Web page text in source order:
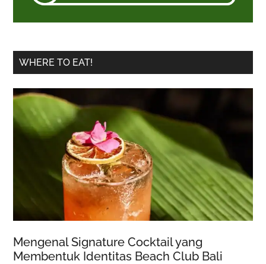
WHERE TO EAT!
Mengenal Signature Cocktail yang
Membentuk Identitas Beach Club Bali